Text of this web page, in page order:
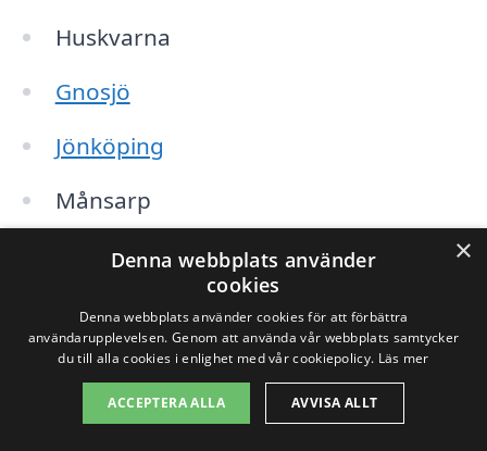
Huskvarna
Gnosjö
Jönköping
Månsarp
Bredaryd
Skillingaryd
Forsheda
Klevshult
×
Denna webbplats använder
cookies
Denna webbplats använder cookies för att förbättra
användarupplevelsen. Genom att använda vår webbplats samtycker
du till alla cookies i enlighet med vår cookiepolicy. Läs mer
ACCEPTERA ALLA AVVISA ALLT